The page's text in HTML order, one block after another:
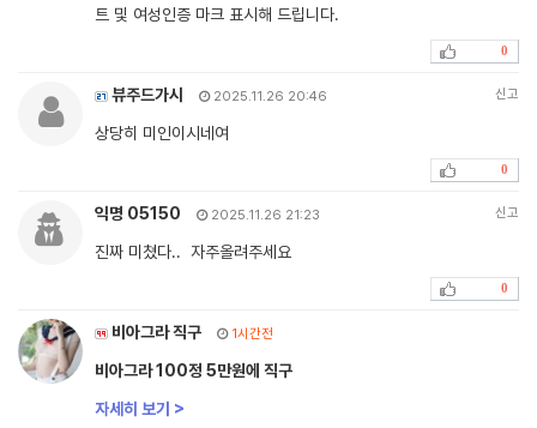
트 및 여성인증 마크 표시해 드립니다.
0
뷰주드가시 2025.11.26 20:46 신고
상당히 미인이시네여
0
익명 05150 2025.11.26 21:23 신고
진짜 미쳤다.. 자주올려주세요
0
비아그라 직구 1시간전
비아그라 100정 5만원에 직구
자세히 보기 >